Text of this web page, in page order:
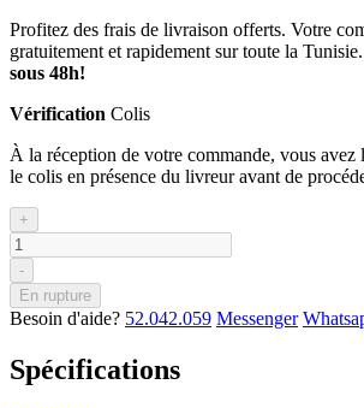
Profitez des frais de livraison offerts. Votre
gratuitement et rapidement sur toute la Tunisie.
sous 48h!
Vérification Colis
À la réception de votre commande, vous
le colis en présence du livreur avant de
+
-
En rupture
Besoin d'aide? 52.042.059 Messenger
Spécifications